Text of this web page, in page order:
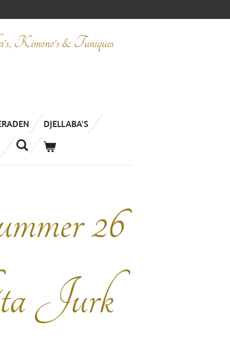
Kimono's & Tuniques
DJELLABA'S
26
Jurk